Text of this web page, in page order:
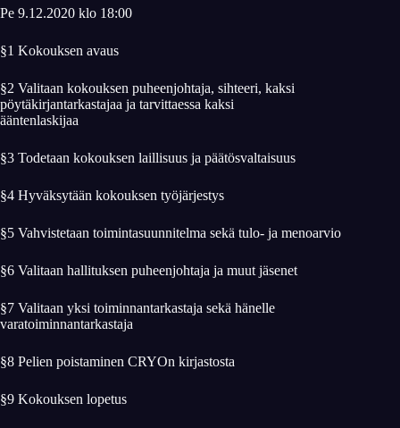
Pe 9.12.2020 klo 18:00
§1 Kokouksen avaus
§2 Valitaan kokouksen puheenjohtaja, sihteeri, kaksi
pöytäkirjantarkastajaa ja tarvittaessa kaksi
ääntenlaskijaa
§3 Todetaan kokouksen laillisuus ja päätösvaltaisuus
§4 Hyväksytään kokouksen työjärjestys
§5 Vahvistetaan toimintasuunnitelma sekä tulo- ja menoarvio
§6 Valitaan hallituksen puheenjohtaja ja muut jäsenet
§7 Valitaan yksi toiminnantarkastaja sekä hänelle
varatoiminnantarkastaja
§8 Pelien poistaminen CRYOn kirjastosta
§9 Kokouksen lopetus